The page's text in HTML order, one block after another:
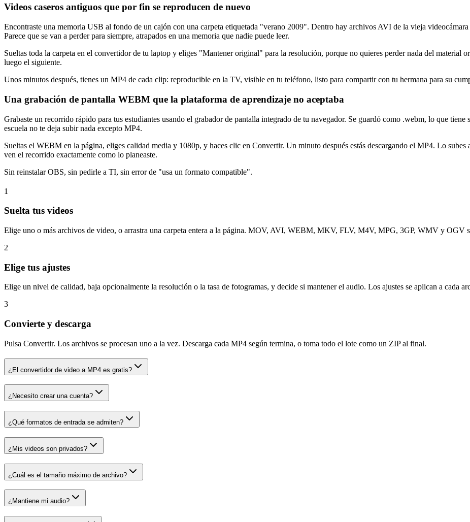
Videos caseros antiguos que por fin se reproducen de nuevo
Encontraste una memoria USB al fondo de un cajón con una carpeta etiquetada "verano 2009". Dentro hay archivos AVI de la vieja
Parece que se van a perder para siempre, atrapados en una memoria que nadie puede leer.
Sueltas toda la carpeta en el convertidor de tu laptop y eliges "Mantener original" para la resolución, porque no quieres perder nada del material
luego el siguiente.
Unos minutos después, tienes un MP4 de cada clip: reproducible en la TV, visible en tu teléfono, listo para compartir con tu hermana para su
Una grabación de pantalla WEBM que la plataforma de aprendizaje no aceptaba
Grabaste un recorrido rápido para tus estudiantes usando el grabador de pantalla integrado de tu navegador. Se guardó como .webm, lo que
escuela no te deja subir nada excepto MP4.
Sueltas el WEBM en la página, eliges calidad media y 1080p, y haces clic en Convertir. Un minuto después estás descargando el MP4. Lo subes
ven el recorrido exactamente como lo planeaste.
Sin reinstalar OBS, sin pedirle a TI, sin error de "usa un formato compatible".
1
Suelta tus videos
Elige uno o más archivos de video, o arrastra una carpeta entera a la página. MOV, AVI, WEBM, MKV, FLV, M4V, MPG, 3GP, WMV y OGV
2
Elige tus ajustes
Elige un nivel de calidad, baja opcionalmente la resolución o la tasa de fotogramas, y decide si mantener el audio. Los ajustes se aplican a cada
3
Convierte y descarga
Pulsa Convertir. Los archivos se procesan uno a la vez. Descarga cada MP4 según termina, o toma todo el lote como un ZIP al final.
¿El convertidor de video a MP4 es gratis?
¿Necesito crear una cuenta?
¿Qué formatos de entrada se admiten?
¿Mis videos son privados?
¿Cuál es el tamaño máximo de archivo?
¿Mantiene mi audio?